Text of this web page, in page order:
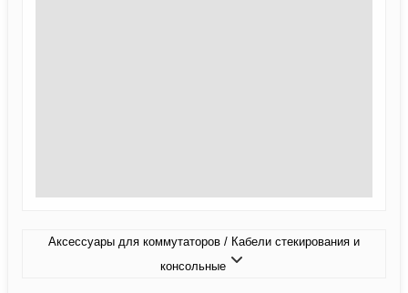
Аксессуары для коммутаторов / Кабели стекирования и
консольные